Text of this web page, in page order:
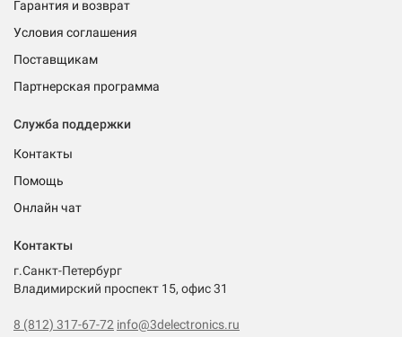
Гарантия и возврат
Условия соглашения
Поставщикам
Партнерская программа
Служба поддержки
Контакты
Помощь
Онлайн чат
Контакты
г.Санкт-Петербург
Владимирский проспект 15, офис 31
8 (812) 317-67-72 info@3delectronics.ru